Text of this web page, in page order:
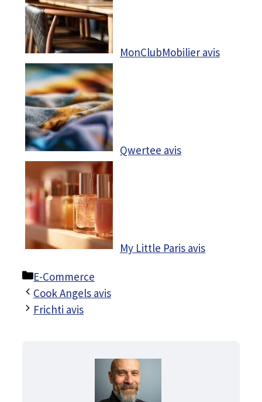
MonClubMobilier avis
Qwertee avis
My Little Paris avis
Catégories
E-Commerce
Cook Angels avis
Frichti avis